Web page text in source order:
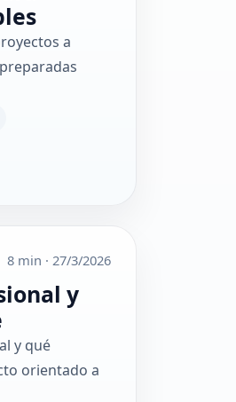
a
8 min · 27/3/2026
y
y qué
orientado a